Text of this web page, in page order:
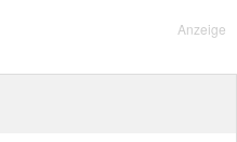
Anzeige